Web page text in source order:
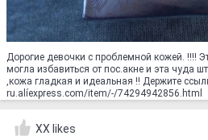
Дорогие девочки с проблемной кожей. !!!!
могла избавиться от пос.акне и эта чуда
,кожа гладкая и идеальная !! Держите
ru.alíexpress.com/item/-/74294942856.html
XX likes